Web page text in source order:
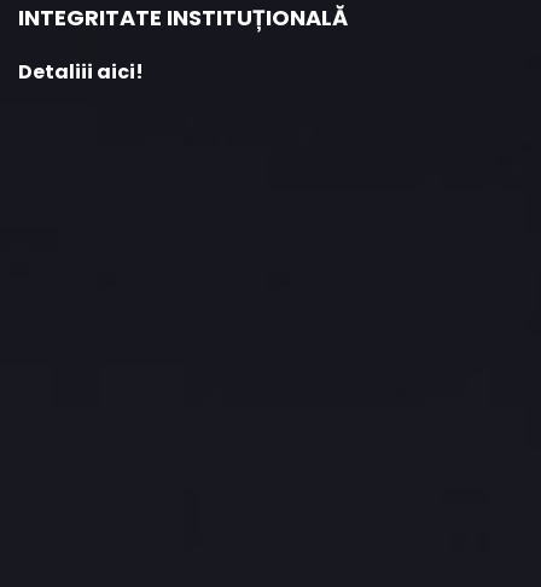
INTEGRITATE INSTITUȚIONALĂ
Detaliii aici!